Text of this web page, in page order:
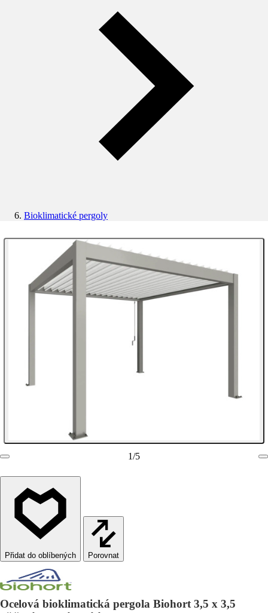
Bioklimatické pergoly
1/5
Porovnat
Ocelová bioklimatická pergola Biohort 3,5 x 3,5